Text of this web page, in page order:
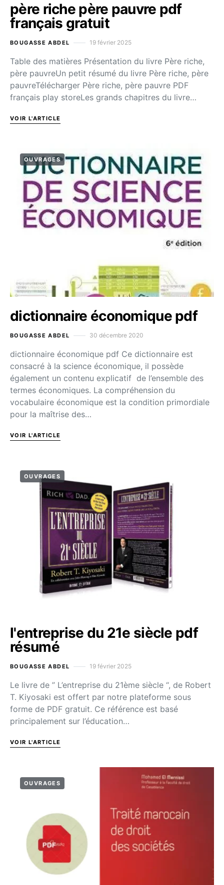
père riche père pauvre pdf
français gratuit
BOUGASSE ABDEL 19 février 2025
Table des matières Présentation du livre Père riche,
père pauvreUn petit résumé du livre Père riche, père
pauvreTélécharger Père riche, père pauvre PDF
français play storeLes grands chapitres du livre…
VOIR L'ARTICLE
OUVRAGES
dictionnaire économique pdf
BOUGASSE ABDEL 30 décembre 2020
dictionnaire économique pdf Ce dictionnaire est
consacré à la science économique, il possède
également un contenu explicatif de l’ensemble des
termes économiques. La compréhension du
vocabulaire économique est la condition primordiale
pour la maîtrise des…
VOIR L'ARTICLE
OUVRAGES
l'entreprise du 21e siècle pdf
résumé
BOUGASSE ABDEL 19 février 2025
Le livre de ” L’entreprise du 21ème siècle “, de Robert
T. Kiyosaki est offert par notre plateforme sous
forme de PDF gratuit. Ce référence est basé
principalement sur l’éducation…
VOIR L'ARTICLE
OUVRAGES